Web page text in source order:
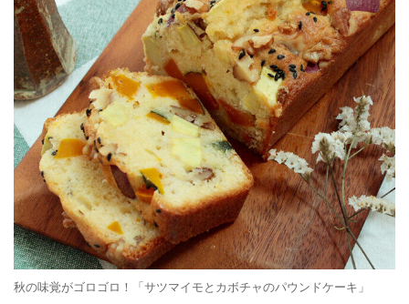
秋の味覚がゴロゴロ！「サツマイモとカボチャのパウンドケーキ」